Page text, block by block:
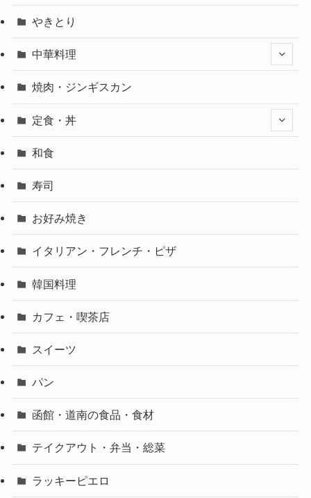
やきとり
中華料理
焼肉・ジンギスカン
定食・丼
和食
寿司
お好み焼き
イタリアン・フレンチ・ピザ
韓国料理
カフェ・喫茶店
スイーツ
パン
函館・道南の食品・食材
テイクアウト・弁当・総菜
ラッキーピエロ